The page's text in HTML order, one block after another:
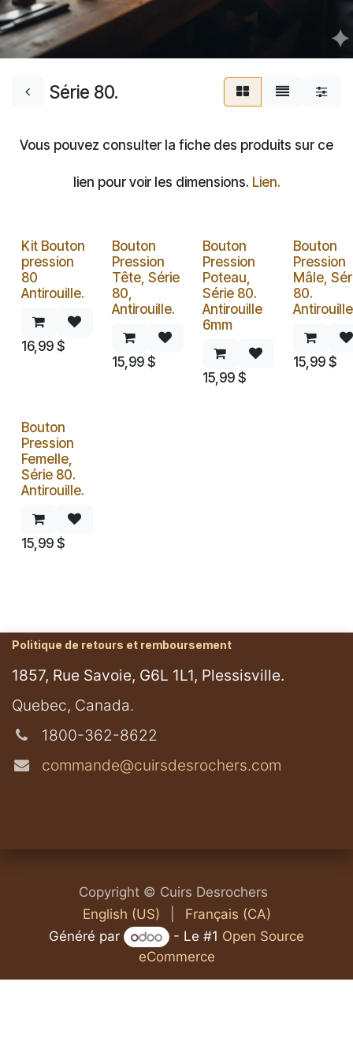
Série 80.
Vous pouvez consulter la fiche des produits sur ce
lien pour voir les dimensions. Lien.
Kit Bouton
pression
80
Antirouille.
16,99 $
Bouton
Pression
Tête, Série
80,
Antirouille.
15,99 $
Bouton
Pression
Poteau,
Série 80.
Antirouille
6mm
15,99 $
Bouton
Pression
Mâle,
80.
15,99 $
Bouton
Pression
Femelle,
Série 80.
Antirouille.
15,99 $
Politique de retours et remboursement
1857, Rue Savoie, G6L 1L1, Plessisville.
​Quebec, Canada.
1800-362-8622
commande@cuirsdesrochers.com
Copyright © Cuirs Desrochers
English (US)
Français (CA)
Généré par
- Le #1 Open Source
eCommerce